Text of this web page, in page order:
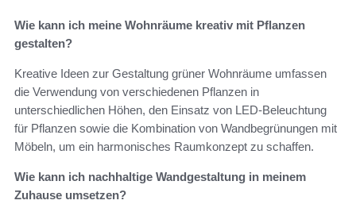
Wie kann ich meine Wohnräume kreativ mit Pflanzen
gestalten?
Kreative Ideen zur Gestaltung grüner Wohnräume umfassen
die Verwendung von verschiedenen Pflanzen in
unterschiedlichen Höhen, den Einsatz von LED-Beleuchtung
für Pflanzen sowie die Kombination von Wandbegrünungen mit
Möbeln, um ein harmonisches Raumkonzept zu schaffen.
Wie kann ich nachhaltige Wandgestaltung in meinem
Zuhause umsetzen?